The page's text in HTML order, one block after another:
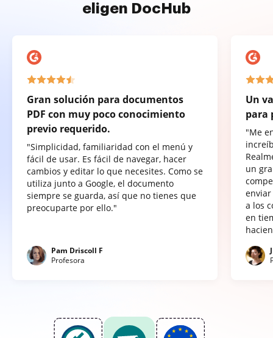
eligen DocHub
Gran solución para documentos
PDF con muy poco conocimiento
previo requerido.
"Simplicidad, familiaridad con el menú y
fácil de usar. Es fácil de navegar, hacer
cambios y editar lo que necesites. Como se
utiliza junto a Google, el documento
siempre se guarda, así que no tienes que
preocuparte por ello."
Pam Driscoll F
Profesora
Un
para
"Me
un
a los
en